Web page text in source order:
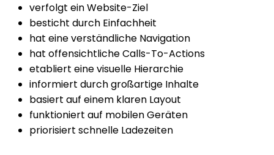
verfolgt ein Website-Ziel
besticht durch Einfachheit
hat eine verständliche Navigation
hat offensichtliche Calls-To-Actions
etabliert eine visuelle Hierarchie
informiert durch großartige Inhalte
basiert auf einem klaren Layout
funktioniert auf mobilen Geräten
priorisiert schnelle Ladezeiten